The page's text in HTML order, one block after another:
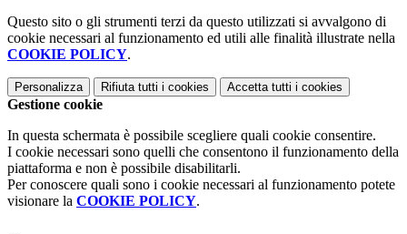
Questo sito o gli strumenti terzi da questo utilizzati si avvalgono di
cookie necessari al funzionamento ed utili alle finalità illustrate nella
COOKIE POLICY.
Personalizza Rifiuta tutti i cookies Accetta tutti i cookies
Gestione cookie
In questa schermata è possibile scegliere quali cookie consentire.
I cookie necessari sono quelli che consentono il funzionamento della
piattaforma e non è possibile disabilitarli.
Per conoscere quali sono i cookie necessari al funzionamento potete
visionare la COOKIE POLICY.